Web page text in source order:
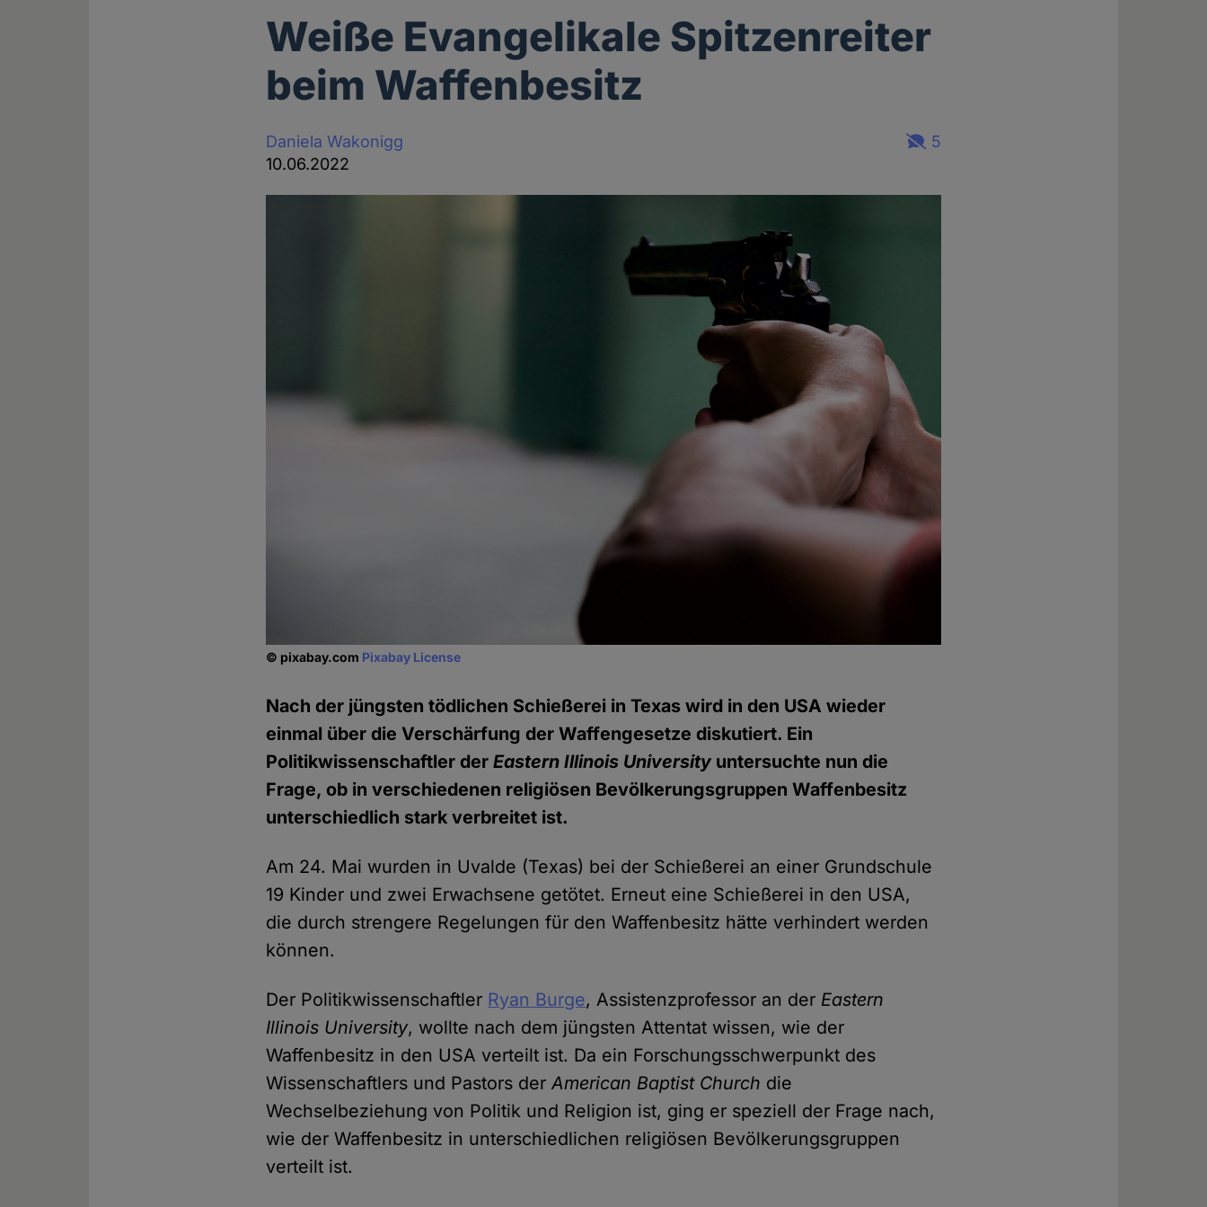
Weiße Evangelikale Spitzenreiter
beim Waffenbesitz
Daniela Wakonigg
10.06.2022
5
© pixabay.com Pixabay License
Nach der jüngsten tödlichen Schießerei in Texas wird in den USA wieder
einmal über die Verschärfung der Waffengesetze diskutiert. Ein
Politikwissenschaftler derEastern Illinois Universityuntersuchte nun die
Frage, ob in verschiedenen religiösen Bevölkerungsgruppen Waffenbesitz
unterschiedlich stark verbreitet ist.
Am 24. Mai wurden in Uvalde (Texas) bei der Schießerei an einer Grundschule
19 Kinder und zwei Erwachsene getötet. Erneut eine Schießerei in den USA,
die durch strengere Regelungen für den Waffenbesitz hätte verhindert werden
können.
Der Politikwissenschaftler Ryan Burge, Assistenzprofessor an der Eastern
Illinois University, wollte nach dem jüngsten Attentat wissen, wie der
Waffenbesitz in den USA verteilt ist. Da ein Forschungsschwerpunkt des
Wissenschaftlers und Pastors derAmerican Baptist Church die
Wechselbeziehung von Politik und Religion ist, ging er speziell der Frage nach,
wie der Waffenbesitz in unterschiedlichen religiösen Bevölkerungsgruppen
verteilt ist.